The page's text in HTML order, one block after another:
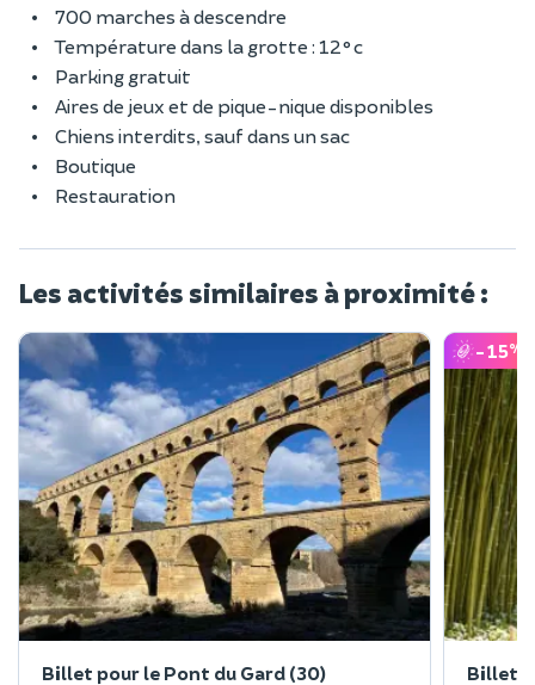
700 marches à descendre
Température dans la grotte : 12°c
Parking gratuit
Aires de jeux et de pique-nique disponibles
Chiens interdits, sauf dans un sac
Boutique
Restauration
Les activités similaires à proximité :
Billet pour le Pont du Gard (30)
-15%
Billet